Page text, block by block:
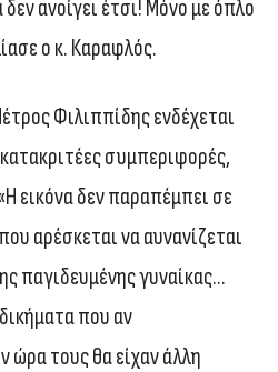
ανοίγει έτσι! Μόνο με όπλο
ο κ. Καραφλός.
Φιλιππίδης ενδέχεται
συμπεριφορές,
εικόνα δεν παραπέμπει σε
αρέσκεται να αυνανίζεται
παγιδευμένης γυναίκας…
που αν
ώρα τους θα είχαν άλλη